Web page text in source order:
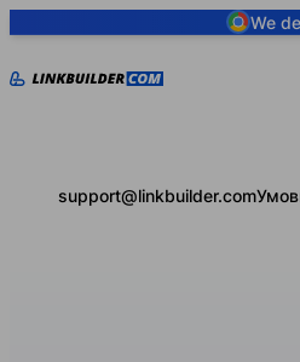
We
support@linkbuilder.com